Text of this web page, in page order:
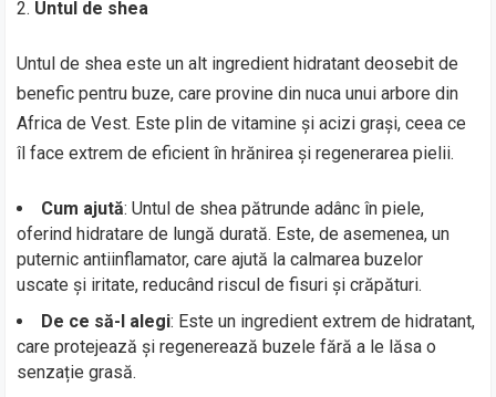
Untul de shea
Untul de shea este un alt ingredient hidratant deosebit de
benefic pentru buze, care provine din nuca unui arbore din
Africa de Vest. Este plin de vitamine și acizi grași, ceea ce
îl face extrem de eficient în hrănirea și regenerarea pielii.
Cum ajută: Untul de shea pătrunde adânc în piele,
oferind hidratare de lungă durată. Este, de asemenea, un
puternic antiinflamator, care ajută la calmarea buzelor
uscate și iritate, reducând riscul de fisuri și crăpături.
De ce să-l alegi: Este un ingredient extrem de hidratant,
care protejează și regenerează buzele fără a le lăsa o
senzație grasă.